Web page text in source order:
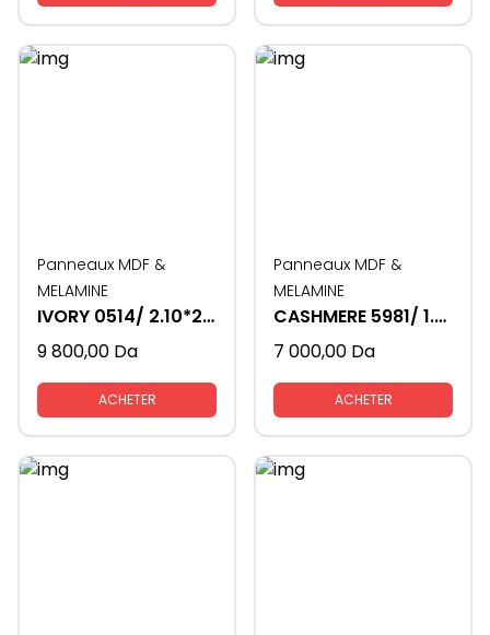
Panneaux MDF &
MELAMINE
IVORY 0514/ 2.10*2.80- 16MM
9 800,00 Da
ACHETER
Panneaux MDF &
MELAMINE
CASHMERE 5981/ 1.83*3.66- 16 MM
7 000,00 Da
ACHETER